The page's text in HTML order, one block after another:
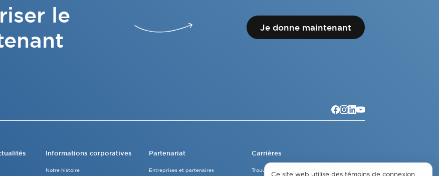
le
Je donne maintenant
Informations corporatives
Notre histoire
Partenariat
Entreprises et partenaires
Carrières
Trouver un emploi
Ce site web utilise des témoins de connexion